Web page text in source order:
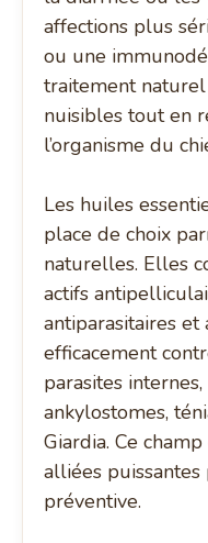
affections plus
ou une
traitement
nuisibles tout en
l’organisme du
Les huiles
place de choix
naturelles. Elles
actifs
antiparasitaires
efficacement
parasites
ankylostomes,
Giardia. Ce
alliées
préventive.